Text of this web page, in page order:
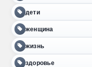
дети
женщина
жизнь
здоровье